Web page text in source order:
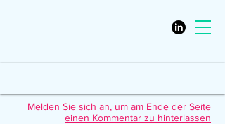
Melden Sie sich an, um am Ende der Seite
einen Kommentar zu hinterlassen